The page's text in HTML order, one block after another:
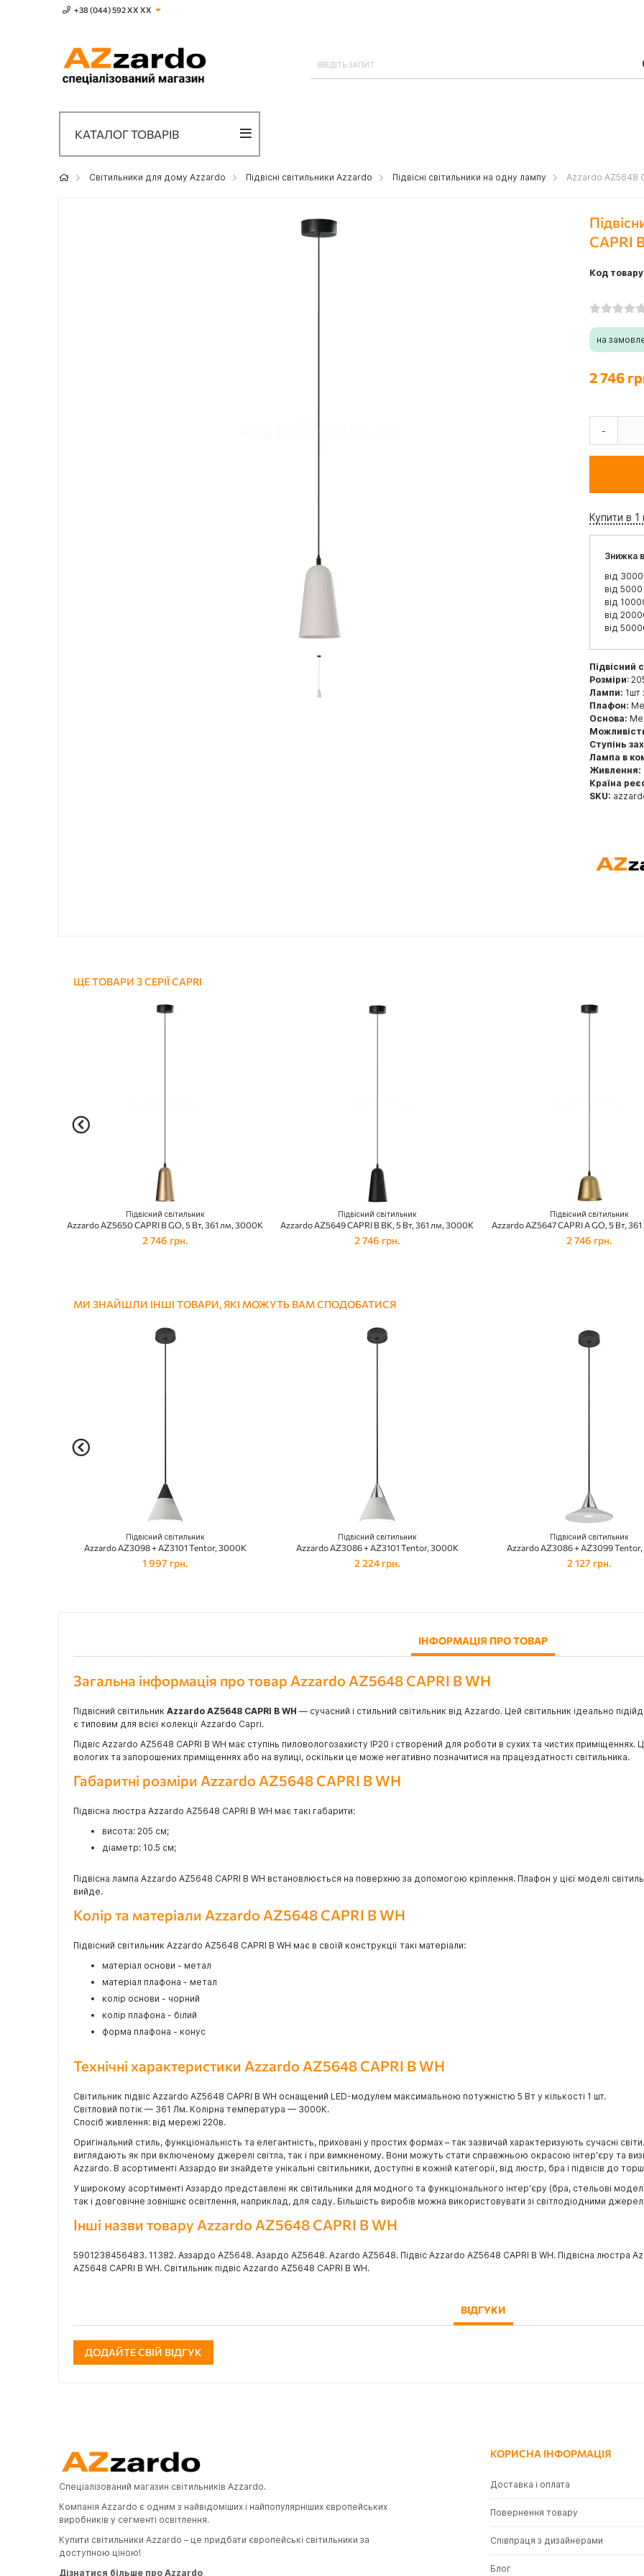
+38 (044) 592 XХ ХХ
КАТАЛОГ ТОВАРІВ
Світильники для дому Azzardo Підвісні світильники Azzardo Підвісні світильники на одну лампу Azzardo AZ5648
CAPRI
Код
на
2 746
-
Купити в 1
Знижка
від
від
від
від
від
Підвісний
Розміри:
Лампи: 1шт
Плафон:
Основа:
Ступінь
Лампа в
Живлення:
Країна
SKU:
ЩЕ ТОВАРИ З СЕРІЇ CAPRI
Підвісний світильник
Azzardo AZ5650 CAPRI B GO, 5 Вт, 361 лм, 3000К
2 746 грн.
Підвісний світильник
Azzardo AZ5649 CAPRI B BK, 5 Вт, 361 лм, 3000К
2 746 грн.
Підвісний світильник
Azzardo AZ5647 CAPRI A GO, 5 Вт,
2 746 грн.
МИ ЗНАЙШЛИ ІНШІ ТОВАРИ, ЯКІ МОЖУТЬ ВАМ СПОДОБАТИСЯ
Підвісний світильник
Azzardo AZ3098 + AZ3101 Tentor, 3000K
1 997 грн.
Підвісний світильник
Azzardo AZ3086 + AZ3101 Tentor, 3000K
2 224 грн.
Підвісний світильник
Azzardo AZ3086 + AZ3099
2 127 грн.
ІНФОРМАЦІЯ ПРО ТОВАР
Загальна інформація про товар Azzardo AZ5648 CAPRI B WH
Підвісний світильник Azzardo AZ5648 CAPRI B WH — сучасний і стильний світильник від Azzardo. Цей світильник ідеально
є типовим для всієї колекції Azzardo Capri.
Підвіс Azzardo AZ5648 CAPRI B WH має ступінь пиловологозахисту IP20 і створений для роботи в сухих та чистих
вологих та запорошених приміщеннях або на вулиці, оскільки це може негативно позначитися на працездатності світильника.
Габаритні розміри Azzardo AZ5648 CAPRI B WH
Підвісна люстра Azzardo AZ5648 CAPRI B WH має такі габарити:
висота: 205 см;
діаметр: 10.5 см;
Підвісна лампа Azzardo AZ5648 CAPRI B WH встановлюється на поверхню за допомогою кріплення. Плафон у цієї моделі
вийде.
Колір та матеріали Azzardo AZ5648 CAPRI B WH
Підвісний світильник Azzardo AZ5648 CAPRI B WH має в своїй конструкції такі матеріали:
матеріал основи - метал
матеріал плафона - метал
колір основи - чорний
колір плафона - білий
форма плафона - конус
Технічні характеристики Azzardo AZ5648 CAPRI B WH
Світильник підвіс Azzardo AZ5648 CAPRI B WH оснащений LED-модулем максимальною потужністю 5 Вт у кількості 1 шт.
Світловий потік — 361 Лм. Колірна температура — 3000К.
Спосіб живлення: від мережі 220в.
Оригінальний стиль, функціональність та елегантність, приховані у простих формах – так зазвичай характеризують сучасні
виглядають як при включеному джерелі світла, так і при вимкненому. Вони можуть стати справжньою окрасою інтер'єру та
Azzardo. В асортименті Аззардо ви знайдете унікальні світильники, доступні в кожній категорії, від люстр, бра і підвісів до
У широкому асортименті Аззардо представлені як світильники для модного та функціонального інтер'єру (бра, стельові
так і довговічне зовнішнє освітлення, наприклад, для саду. Більшість виробів можна використовувати зі світлодіодними
Інші назви товару Azzardo AZ5648 CAPRI B WH
5901238456483. 11382. Аззардо AZ5648. Азардо AZ5648. Azardo AZ5648. Підвіс Azzardo AZ5648 CAPRI B WH. Підвісна люстра
AZ5648 CAPRI B WH. Світильник підвіс Azzardo AZ5648 CAPRI B WH.
ВІДГУКИ
ДОДАЙТЕ СВІЙ ВІДГУК
Спеціалізований магазин світильників Azzardo.
Компанія Azzardo є одним з найвідоміших і найпопулярніших європейських
виробників у сегменті освітлення.
Купити світильники Azzardo – це придбати європейські світильники за
доступною ціною!
Дізнатися більше про Azzardo
КОРИСНА ІНФОРМАЦІЯ
Доставка і оплата
Повернення товару
Співпраця з дизайнерами
Блог